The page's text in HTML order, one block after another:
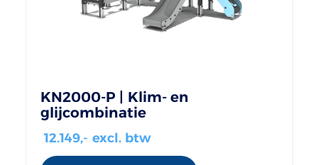
KN2000-P | Klim- en
glijcombinatie
12.149,- excl. btw